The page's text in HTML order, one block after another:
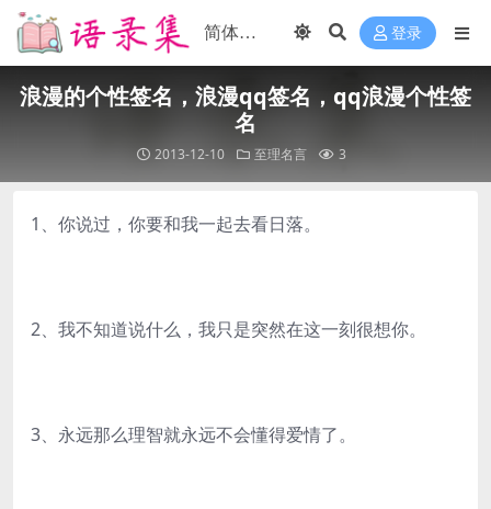
登录
浪漫的个性签名，浪漫qq签名，qq浪漫个性签
名
2013-12-10 至理名言 3
1、你说过，你要和我一起去看日落。
2、我不知道说什么，我只是突然在这一刻很想你。
3、永远那么理智就永远不会懂得爱情了。